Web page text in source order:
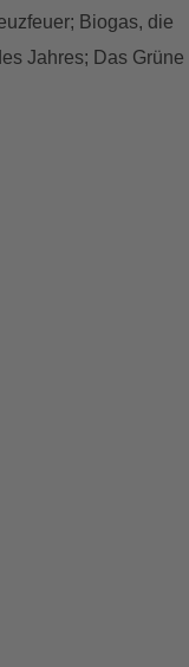
Biogas, die
Jahres; Das Grüne